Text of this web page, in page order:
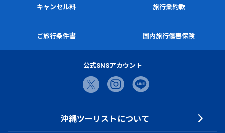
キャンセル料 旅行業約款
ご旅行条件書 国内旅行傷害保険
公式SNSアカウント
沖縄ツーリストについて